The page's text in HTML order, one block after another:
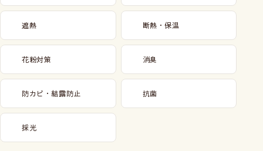
遮熱 断熱・保温
花粉対策 消臭
防カビ・結露防止 抗菌
採光